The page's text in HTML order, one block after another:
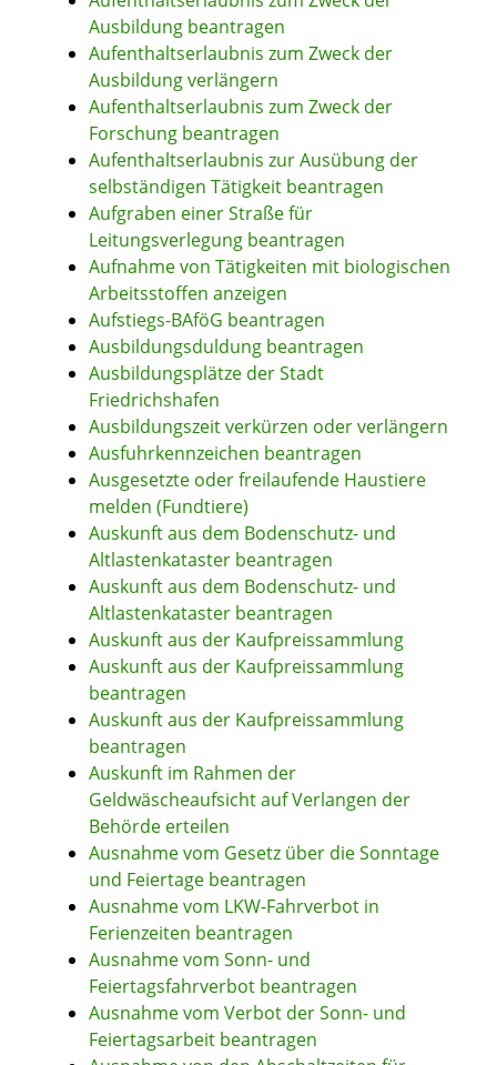
Ausbildung beantragen
Aufenthaltserlaubnis zum Zweck der
Ausbildung verlängern
Aufenthaltserlaubnis zum Zweck der
Forschung beantragen
Aufenthaltserlaubnis zur Ausübung der
selbständigen Tätigkeit beantragen
Aufgraben einer Straße für
Leitungsverlegung beantragen
Aufnahme von Tätigkeiten mit biologischen
Arbeitsstoffen anzeigen
Aufstiegs-BAföG beantragen
Ausbildungsduldung beantragen
Ausbildungsplätze der Stadt
Friedrichshafen
Ausbildungszeit verkürzen oder verlängern
Ausfuhrkennzeichen beantragen
Ausgesetzte oder freilaufende Haustiere
melden (Fundtiere)
Auskunft aus dem Bodenschutz- und
Altlastenkataster beantragen
Auskunft aus dem Bodenschutz- und
Altlastenkataster beantragen
Auskunft aus der Kaufpreissammlung
Auskunft aus der Kaufpreissammlung
beantragen
Auskunft aus der Kaufpreissammlung
beantragen
Auskunft im Rahmen der
Geldwäscheaufsicht auf Verlangen der
Behörde erteilen
Ausnahme vom Gesetz über die Sonntage
und Feiertage beantragen
Ausnahme vom LKW-Fahrverbot in
Ferienzeiten beantragen
Ausnahme vom Sonn- und
Feiertagsfahrverbot beantragen
Ausnahme vom Verbot der Sonn- und
Feiertagsarbeit beantragen